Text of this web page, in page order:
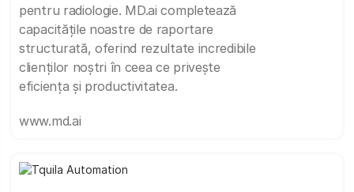
pentru radiologie. MD.ai completează
capacitățile noastre de raportare
structurată, oferind rezultate incredibile
clienților noștri în ceea ce privește
eficiența și productivitatea.
www.md.ai